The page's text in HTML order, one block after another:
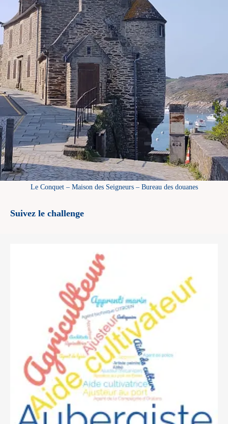
Le Conquet – Maison des Seigneurs – Bureau des douanes
Suivez le challenge